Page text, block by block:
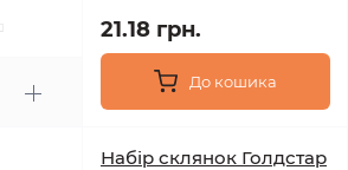
21.18 грн.
До кошика
Набір склянок Голдстар